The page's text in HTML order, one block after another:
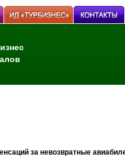
за невозвратные